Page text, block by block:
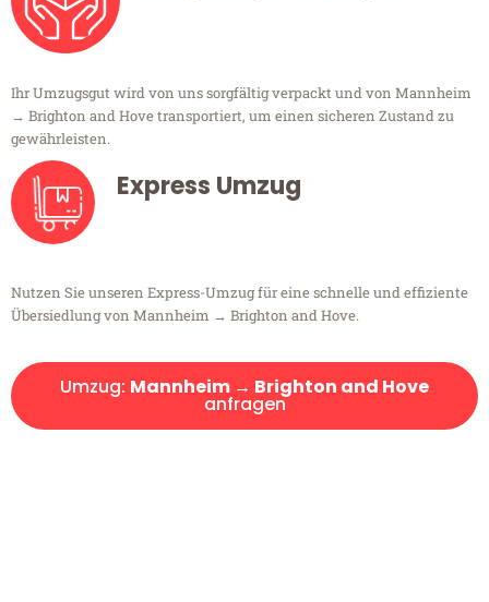
Ihr Umzugsgut wird von uns sorgfältig verpackt und von Mannheim
→ Brighton and Hove transportiert, um einen sicheren Zustand zu
gewährleisten.
Express Umzug
Nutzen Sie unseren Express-Umzug für eine schnelle und effiziente
Übersiedlung von Mannheim → Brighton and Hove.
Umzug: Mannheim → Brighton and Hove
anfragen